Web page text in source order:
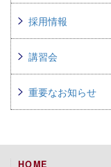
採用情報
講習会
重要なお知らせ
HOME